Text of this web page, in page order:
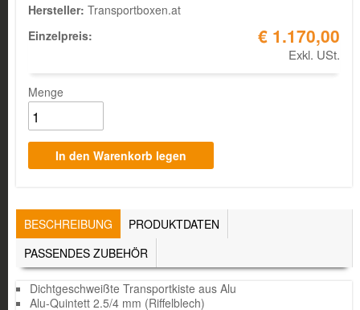
Hersteller: Transportboxen.at
Einzelpreis:
€ 1.170,00
Exkl. USt.
Menge
TABS
BESCHREIBUNG (AKTIVER
REITER)
PRODUKTDATEN
PASSENDES ZUBEHÖR
Dichtgeschweißte Transportkiste aus Alu
Alu-Quintett 2.5/4 mm (Riffelblech)